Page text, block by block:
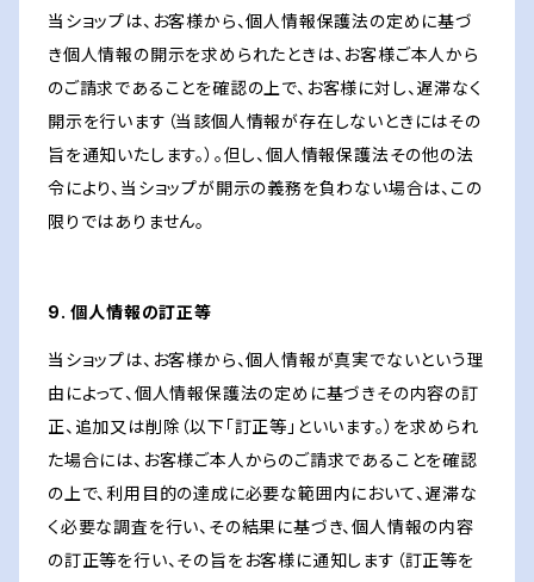
当ショップは、お客様から、個人情報保護法の定めに基づ
き個人情報の開示を求められたときは、お客様ご本人から
のご請求であることを確認の上で、お客様に対し、遅滞なく
開示を行います（当該個人情報が存在しないときにはその
旨を通知いたします。）。但し、個人情報保護法その他の法
令により、当ショップが開示の義務を負わない場合は、この
限りではありません。
9. 個人情報の訂正等
当ショップは、お客様から、個人情報が真実でないという理
由によって、個人情報保護法の定めに基づきその内容の訂
正、追加又は削除（以下「訂正等」といいます。）を求められ
た場合には、お客様ご本人からのご請求であることを確認
の上で、利用目的の達成に必要な範囲内において、遅滞な
く必要な調査を行い、その結果に基づき、個人情報の内容
の訂正等を行い、その旨をお客様に通知します（訂正等を